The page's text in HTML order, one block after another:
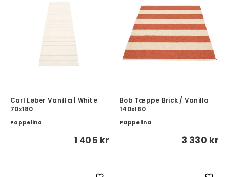
Carl Løber Vanilla | White
70x180
Pappelina
1 405 kr
Bob Tæppe Brick / Vanilla
140x180
Pappelina
3 330 kr